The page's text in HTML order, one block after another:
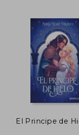
El Principe de